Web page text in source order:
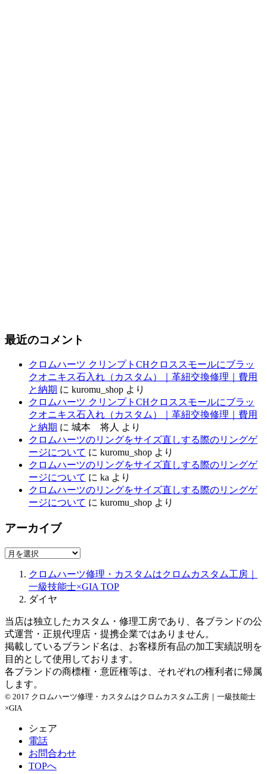
最近のコメント
クロムハーツ クリンプトCHクロススモールにブラッ
クオニキス石入れ（カスタム）｜革紐交換修理｜費用
と納期 に kuromu_shop より
クロムハーツ クリンプトCHクロススモールにブラッ
クオニキス石入れ（カスタム）｜革紐交換修理｜費用
と納期 に 城本 将人 より
クロムハーツのリングをサイズ直しする際のリングゲ
ージについて に kuromu_shop より
クロムハーツのリングをサイズ直しする際のリングゲ
ージについて に ka より
クロムハーツのリングをサイズ直しする際のリングゲ
ージについて に kuromu_shop より
アーカイブ
ア
クロムハーツ修理・カスタムはクロムカスタム工房｜
一級技能士×GIA TOP
ダイヤ
当店は独立したカスタム・修理工房であり、各ブランドの公
式運営・正規代理店・提携企業ではありません。
掲載しているブランド名は、お客様所有品の加工実績説明を
目的として使用しております。
各ブランドの商標権・意匠権等は、それぞれの権利者に帰属
します。
© 2017 クロムハーツ修理・カスタムはクロムカスタム工房｜一級技能士
×GIA
シェア
電話
お問合わせ
TOPへ